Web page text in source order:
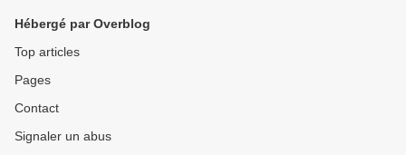
Hébergé par Overblog
Top articles
Pages
Contact
Signaler un abus